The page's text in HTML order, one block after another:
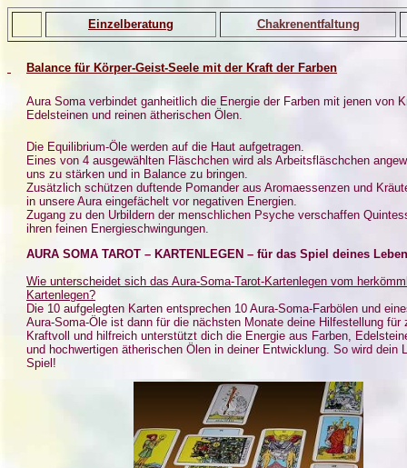
Einzelberatung Chakrenentfaltung
Balance für Körper-Geist-Seele mit der Kraft der Farben
Aura Soma verbindet ganheitlich die Energie der Farben mit jenen von
Edelsteinen und reinen ätherischen Ölen.
Die Equilibrium-Öle werden auf die Haut aufgetragen.
Eines von 4 ausgewählten Fläschchen wird als Arbeitsfläschchen
uns zu stärken und in Balance zu bringen.
Zusätzlich schützen duftende Pomander aus Aromaessenzen und
in unsere Aura eingefächelt vor negativen Energien.
Zugang zu den Urbildern der menschlichen Psyche verschaffen
ihren feinen Energieschwingungen.
AURA SOMA TAROT – KARTENLEGEN – für das Spiel deines
Wie unterscheidet sich das Aura-Soma-Tarot-Kartenlegen vom
Kartenlegen?
Die 10 aufgelegten Karten entsprechen 10 Aura-Soma-Farbölen und
Aura-Soma-Öle ist dann für die nächsten Monate deine Hilfestellung für
Kraftvoll und hilfreich unterstützt dich die Energie aus Farben,
und hochwertigen ätherischen Ölen in deiner Entwicklung. So wird dein
Spiel!